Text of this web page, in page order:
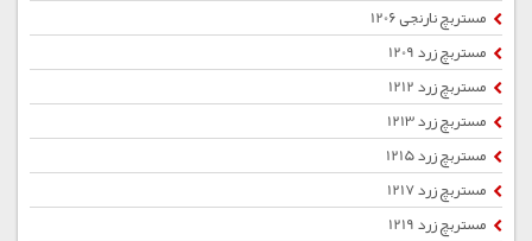
مستربچ نارنجی 1206
مستربچ زرد 1209
مستربچ زرد 1212
مستربچ زرد 1213
مستربچ زرد 1215
مستربچ زرد 1217
مستربچ زرد 1219